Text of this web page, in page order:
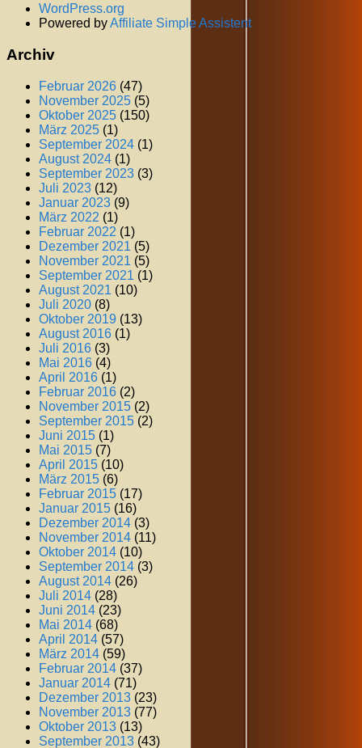
WordPress.org
Powered byAffiliate Simple Assistent
Archiv
Februar 2026 (47)
November 2025 (5)
Oktober 2025 (150)
März 2025 (1)
September 2024 (1)
August 2024 (1)
September 2023 (3)
Juli 2023 (12)
Januar 2023 (9)
März 2022 (1)
Februar 2022 (1)
Dezember 2021 (5)
November 2021 (5)
September 2021 (1)
August 2021 (10)
Juli 2020 (8)
Oktober 2019 (13)
August 2016 (1)
Juli 2016 (3)
Mai 2016 (4)
April 2016 (1)
Februar 2016 (2)
November 2015 (2)
September 2015 (2)
Juni 2015 (1)
Mai 2015 (7)
April 2015 (10)
März 2015 (6)
Februar 2015 (17)
Januar 2015 (16)
Dezember 2014 (3)
November 2014 (11)
Oktober 2014 (10)
September 2014 (3)
August 2014 (26)
Juli 2014 (28)
Juni 2014 (23)
Mai 2014 (68)
April 2014 (57)
März 2014 (59)
Februar 2014 (37)
Januar 2014 (71)
Dezember 2013 (23)
November 2013 (77)
Oktober 2013 (13)
September 2013 (43)